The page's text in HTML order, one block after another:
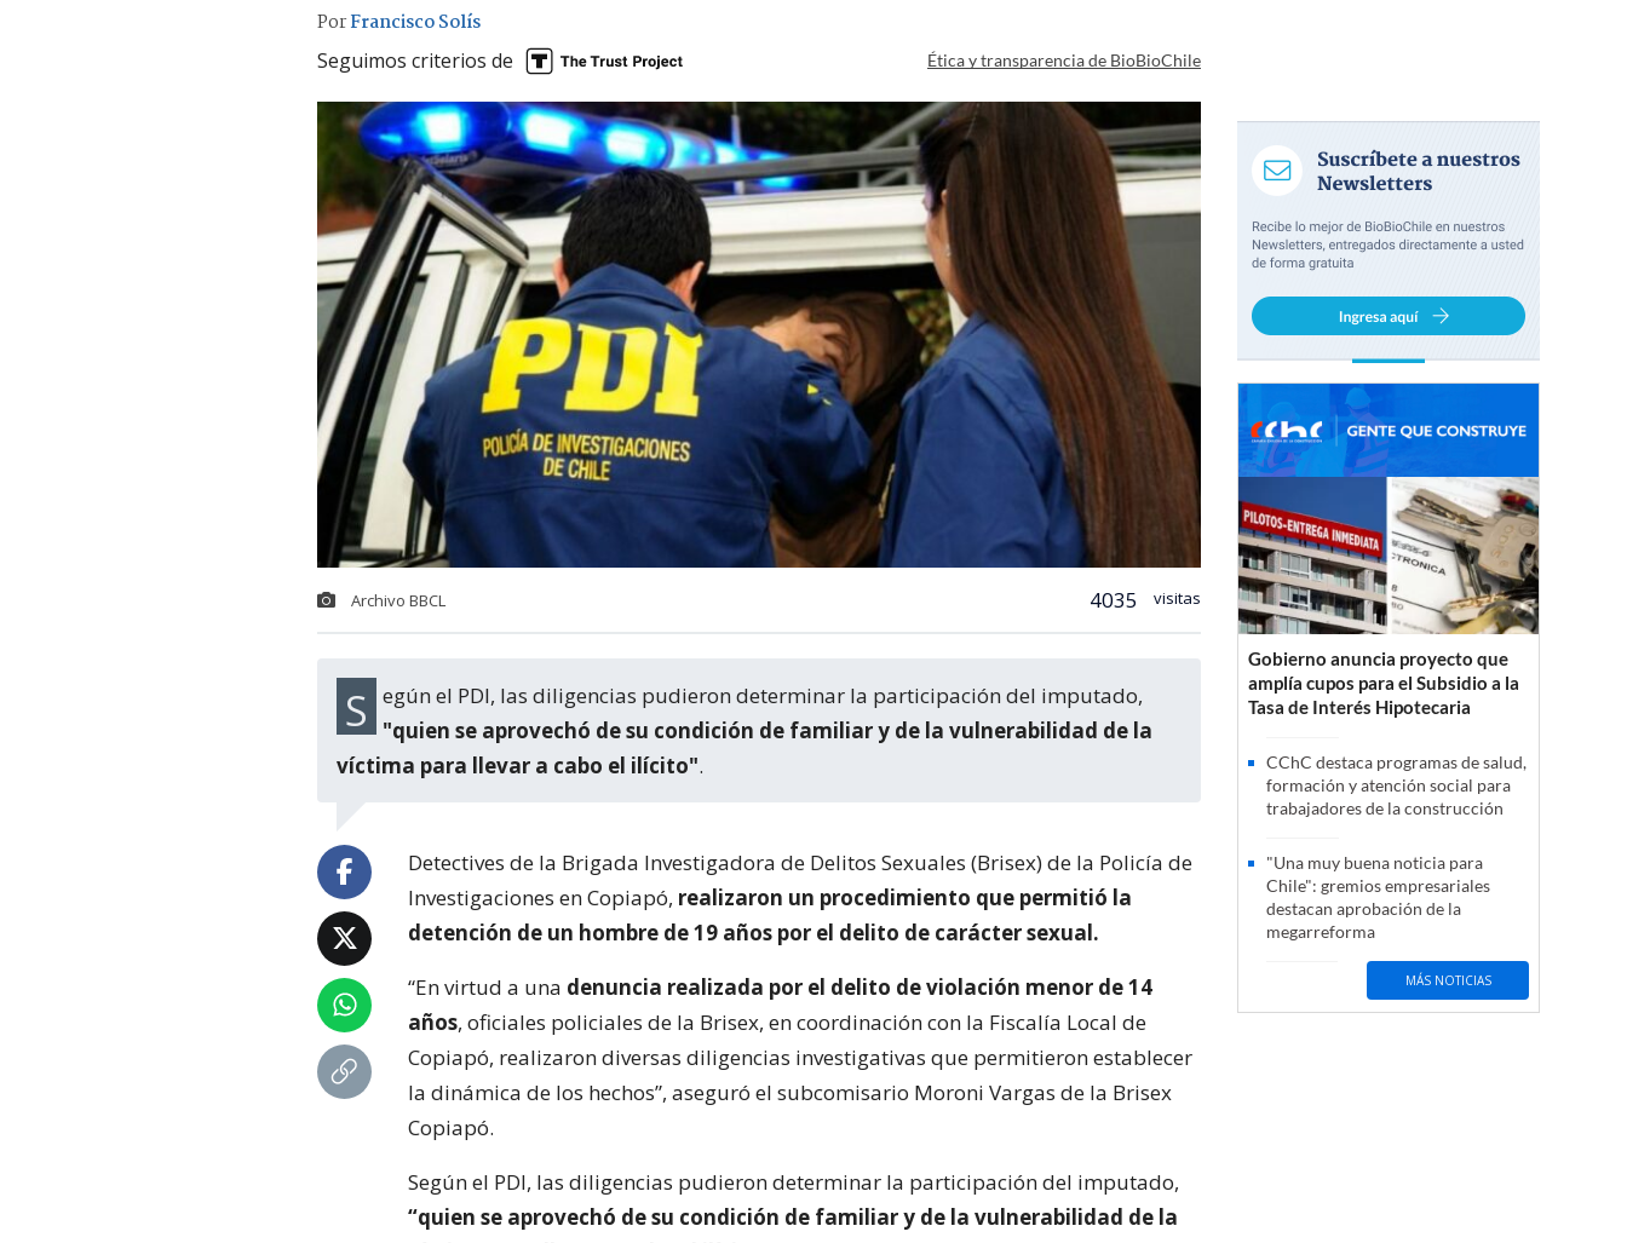
PorFrancisco Solís
Seguimos criterios de Ética y transparencia de BioBioChile
Archivo BBCL 4035 visitas
Según el PDI, las diligencias pudieron determinar la participación del imputado,
"quien se aprovechó de su condición de familiar y de la vulnerabilidad de la
víctima para llevar a cabo el ilícito".
Detectives de la Brigada Investigadora de Delitos Sexuales (Brisex) de la Policía de
Investigaciones en Copiapó, realizaron un procedimiento que permitió la
detención de un hombre de 19 años por el delito de carácter sexual.
“En virtud a una denuncia realizada por el delito de violación menor de 14
años, oficiales policiales de la Brisex, en coordinación con la Fiscalía Local de
Copiapó, realizaron diversas diligencias investigativas que permitieron establecer
la dinámica de los hechos”, aseguró el subcomisario Moroni Vargas de la Brisex
Copiapó.
Según el PDI, las diligencias pudieron determinar la participación del imputado,
“quien se aprovechó de su condición de familiar y de la vulnerabilidad de la
Gobierno anuncia proyecto que
amplía cupos para el Subsidio a la
Tasa de Interés Hipotecaria
CChC destaca programas de salud,
formación y atención social para
trabajadores de la construcción
"Una muy buena noticia para
Chile": gremios empresariales
destacan aprobación de la
megarreforma
MÁS NOTICIAS